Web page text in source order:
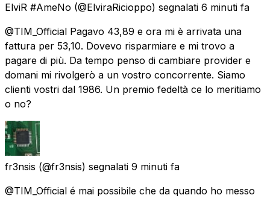
ElviR #AmeNo (@ElviraRicioppo) segnalati 6 minuti fa
@TIM_Official Pagavo 43,89 e ora mi è arrivata una
fattura per 53,10. Dovevo risparmiare e mi trovo a
pagare di più. Da tempo penso di cambiare provider e
domani mi rivolgerò a un vostro concorrente. Siamo
clienti vostri dal 1986. Un premio fedeltà ce lo meritiamo
o no?
fr3nsis (@fr3nsis) segnalati 9 minuti fa
@TIM_Official é mai possibile che da quando ho messo